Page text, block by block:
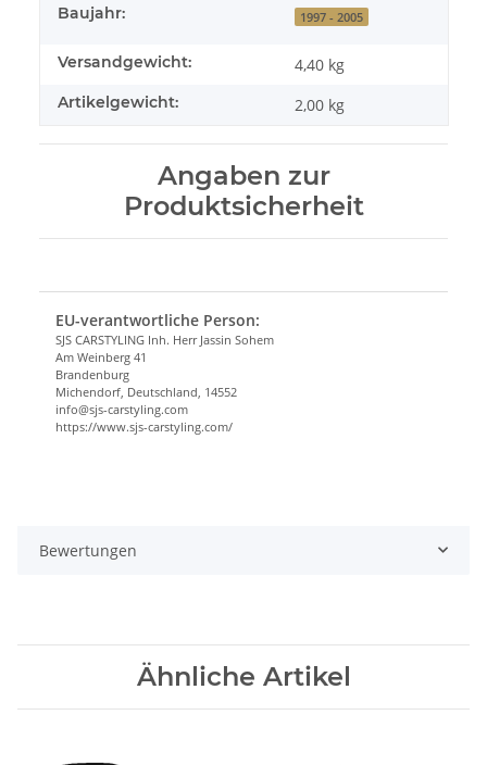
Baujahr: 1997 - 2005
Versandgewicht: 4,40 kg
Artikelgewicht: 2,00 kg
Angaben zur
Produktsicherheit
EU-verantwortliche Person:
SJS CARSTYLING Inh. Herr Jassin Sohem
Am Weinberg 41
Brandenburg
Michendorf, Deutschland, 14552
info@sjs-carstyling.com
https://www.sjs-carstyling.com/
Bewertungen
Ähnliche Artikel